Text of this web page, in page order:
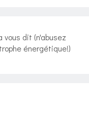
dit (n'abusez
énergétique!)